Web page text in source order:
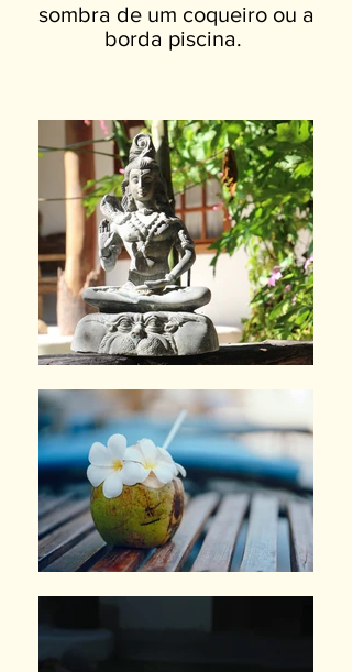
sombra de um coqueiro ou a
borda piscina.